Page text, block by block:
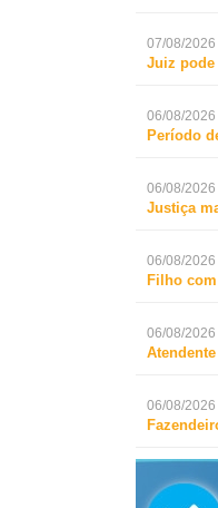
07/08/
Juiz pode
06/08/
Período
06/08/
Justiça
06/08/2026
Filho
06/08/
06/08/